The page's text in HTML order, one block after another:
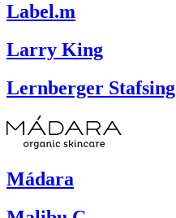
Label.m
Larry King
Lernberger Stafsing
Mádara